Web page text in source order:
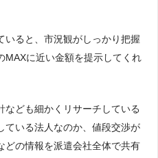
いると、市況観がしっかり把握
MAXに近い金額を提示してくれ
なども細かくリサーチしている
ている法人なのか、値段交渉が
どの情報を派遣会社全体で共有